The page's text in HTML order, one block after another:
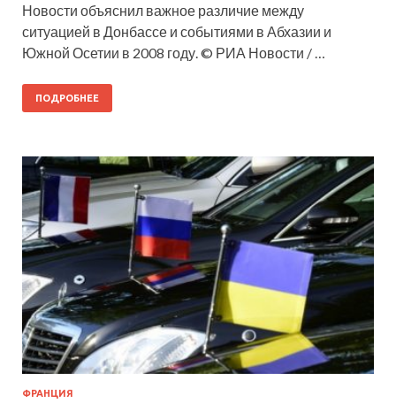
Новости объяснил важное различие между
ситуацией в Донбассе и событиями в Абхазии и
Южной Осетии в 2008 году. © РИА Новости / …
ПОДРОБНЕЕ
ФРАНЦИЯ